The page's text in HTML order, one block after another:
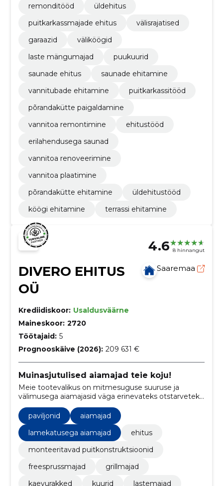
remonditööd
üldehitus
puitkarkassmajade ehitus
välisrajatised
garaazid
väliköögid
laste mängumajad
puukuurid
saunade ehitus
saunade ehitamine
vannitubade ehitamine
puitkarkassitööd
põrandakütte paigaldamine
vannitoa remontimine
ehitustööd
erilahendusega saunad
vannitoa renoveerimine
vannitoa plaatimine
põrandakütte ehitamine
üldehitustööd
köögi ehitamine
terrassi ehitamine
4.6 8 hinnangut
DIVERO EHITUS
OÜ
Saaremaa
Krediidiskoor: Usaldusväärne
Maineskoor: 2720
Töötajaid: 5
Prognooskäive (2026): 209 631 €
Muinasjutulised aiamajad teie koju!
Meie tootevalikus on mitmesuguse suuruse ja
välimusega aiamajasid väga erinevateks otstarveteks.
Kui meie kataloogist sobivat aiamaja siiski ei leia, siis
ei ole veel midagi katki, sest teeme töid ka
eritellimuste alusel.
paviljonid
aiamajad
lamekatusega aiamajad
ehitus
monteeritavad puitkonstruktsioonid
freesprussmajad
grillmajad
kaevurakked
kuurid lastemajad